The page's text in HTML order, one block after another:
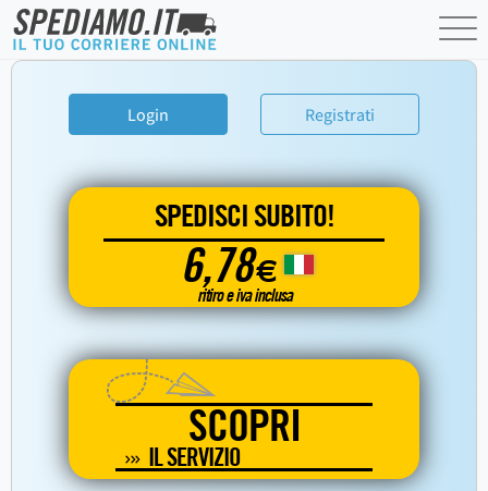
Login Registrati
SPEDISCI SUBITO!
6,78€
ritiro e iva inclusa
SCOPRI
IL SERVIZIO